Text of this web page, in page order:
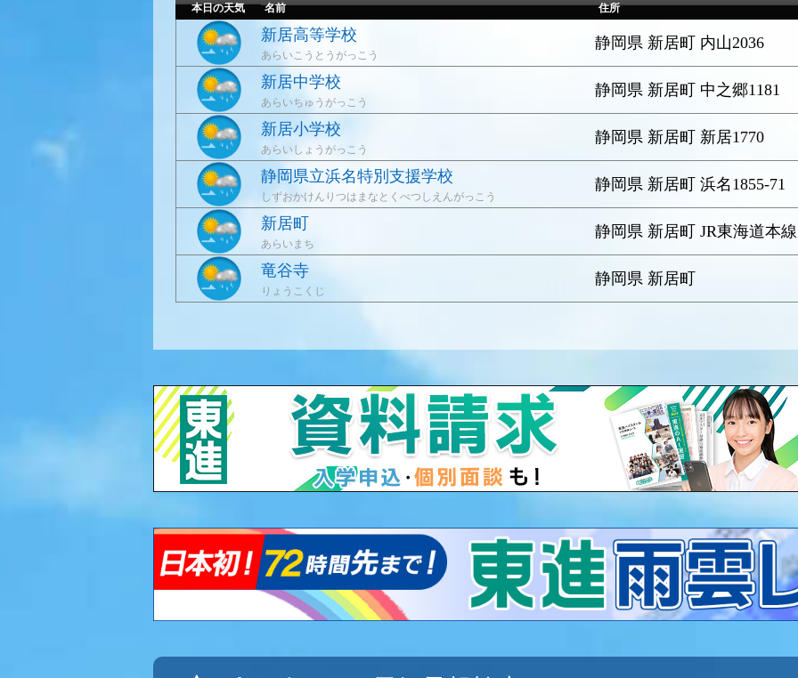
本日の天気 名前 住所
新居高等学校
あらいこうとうがっこう
静岡県 新居町 内山2036
新居中学校
あらいちゅうがっこう
静岡県 新居町 中之郷1181
新居小学校
あらいしょうがっこう
静岡県 新居町 新居1770
静岡県立浜名特別支援学校
しずおかけんりつはまなとくべつしえんがっこう
静岡県 新居町 浜名1855-71
新居町
あらいまち
静岡県 新居町 JR東海道本線
竜谷寺
りょうこくじ
静岡県 新居町